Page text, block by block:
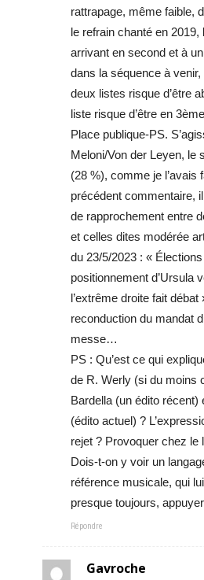
rattrapage, même faible,
le refrain chanté en
arrivant en second et à
dans la séquence à
deux listes risque d’être
liste risque d’être en
Place publique-PS.
Meloni/Von der Leyen, le
(28 %), comme je l’avais
précédent commentaire,
de rapprochement entre
et celles dites modérée
du 23/5/2023 : «
positionnement d’Ursula
l’extrême droite fait
reconduction du mandat
messe…
PS : Qu’est ce qui
de R. Werly (si du moins
Bardella (un édito récent)
(édito actuel) ?
rejet ? Provoquer chez le
Dois-t-on y voir un
référence musicale, qui
presque toujours,
Répondre
Gavroche